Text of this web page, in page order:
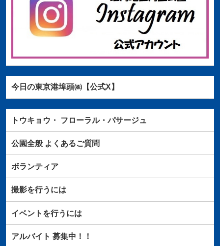
今日の東京港埠頭㈱【公式X】
トウキョウ・ フローラル・パサージュ
公園全般よくあるご質問
ボランティア
撮影を行うには
イベントを行うには
アルバイト 募集中！！